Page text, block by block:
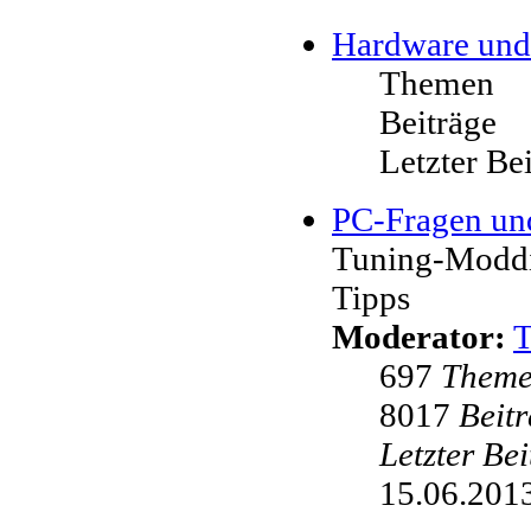
Hardware
Themen
Beiträge
Letzter
PC-Fragen
Tuning-
Tipps
Moderator:
697
8017
Letzter